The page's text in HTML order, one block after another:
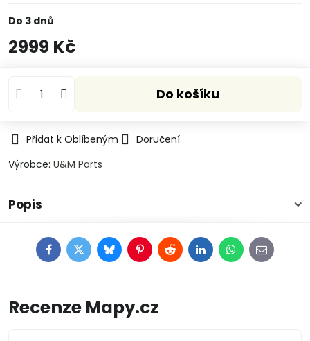
Do 3 dnů
2999 Kč
Do košíku
Přidat k Oblíbeným
Doručení
Výrobce: U&M Parts
Popis
FacebookTwitterBlueskyPinterestRedditLinkedInWhatsApp
E-
mail
Recenze Mapy.cz